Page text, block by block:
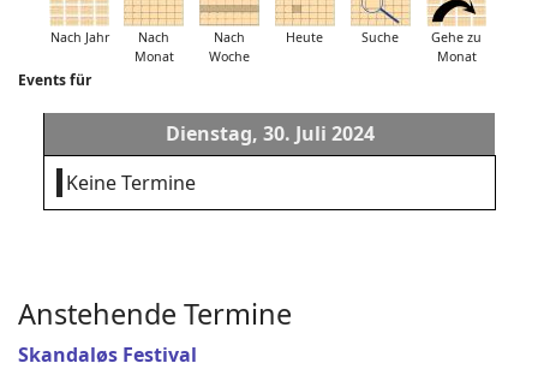
Nach Jahr
Nach
Monat
Nach
Woche
Heute Suche
Gehe zu
Monat
Events für
Dienstag, 30. Juli 2024
Keine Termine
Anstehende Termine
Skandaløs Festival